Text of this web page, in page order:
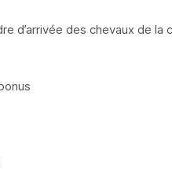
d’arrivée des chevaux de la